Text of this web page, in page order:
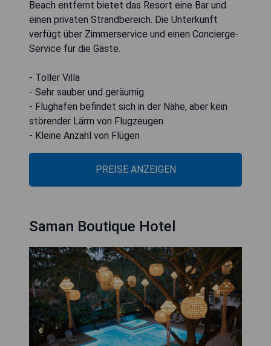
Beach entfernt bietet das Resort eine Bar und
einen privaten Strandbereich. Die Unterkunft
verfügt über Zimmerservice und einen Concierge-
Service für die Gäste.
- Toller Villa
- Sehr sauber und geräumig
- Flughafen befindet sich in der Nähe, aber kein
störender Lärm von Flugzeugen
PREISE ANZEIGEN
Saman Boutique Hotel